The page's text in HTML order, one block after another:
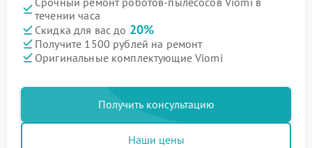
течении часа
Скидка для вас до 20%
Получите 1500 рублей на ремонт
Оригинальные комплектующие Viomi
Получить консультацию
Наши цены